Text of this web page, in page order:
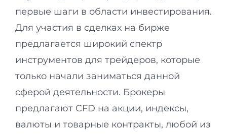
первые шаги в области инвестирования.
Для участия в сделках на бирже
предлагается широкий спектр
инструментов для трейдеров, которые
только начали заниматься данной
сферой деятельности. Брокеры
предлагают CFD на акции, индексы,
валюты и товарные контракты, любой из